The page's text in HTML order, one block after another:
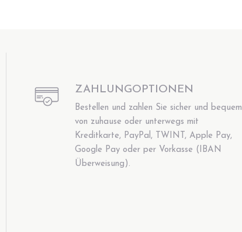
ZAHLUNGOPTIONEN
Bestellen und zahlen Sie sicher und bequem
von zuhause oder unterwegs mit
Kreditkarte, PayPal, TWINT, Apple Pay,
Google Pay oder per Vorkasse (IBAN
Überweisung).